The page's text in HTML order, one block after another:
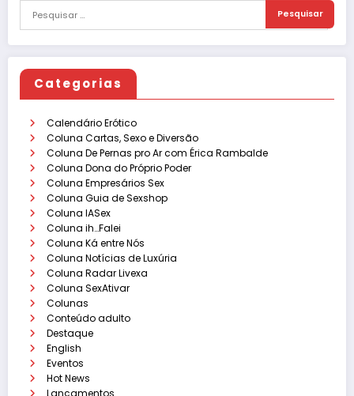
Categorias
Calendário Erótico
Coluna Cartas, Sexo e Diversão
Coluna De Pernas pro Ar com Érica Rambalde
Coluna Dona do Próprio Poder
Coluna Empresários Sex
Coluna Guia de Sexshop
Coluna IASex
Coluna ih…Falei
Coluna Ká entre Nós
Coluna Notícias de Luxúria
Coluna Radar Livexa
Coluna SexAtivar
Colunas
Conteúdo adulto
Destaque
English
Eventos
Hot News
Lançamentos